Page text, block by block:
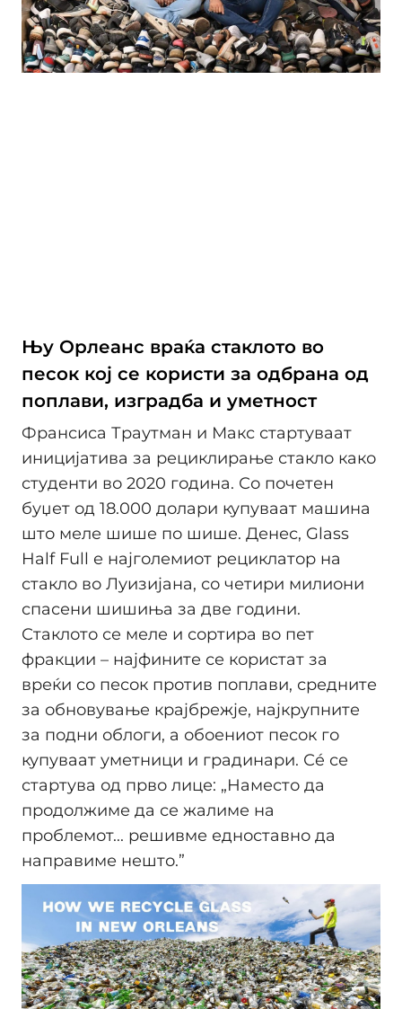
Њу Орлеанс враќа стаклото во
песок кој се користи за одбрана од
поплави, изградба и уметност
Франсиса Траутман и Макс стартуваат
иницијатива за рециклирање стакло како
студенти во 2020 година. Со почетен
буџет од 18.000 долари купуваат машина
што меле шише по шише. Денес, Glass
Half Full е најголемиот рециклатор на
стакло во Луизијана, со четири милиони
спасени шишиња за две години.
Стаклото се меле и сортира во пет
фракции – најфините се користат за
вреќи со песок против поплави, средните
за обновување крајбрежје, најкрупните
за подни облоги, а обоениот песок го
купуваат уметници и градинари. Сé се
стартува од прво лице: „Наместо да
продолжиме да се жалиме на
проблемот... решивме едноставно да
направиме нешто.”